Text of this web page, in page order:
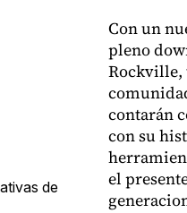
de
Con un
pleno
Rockville,
contarán
con su
el